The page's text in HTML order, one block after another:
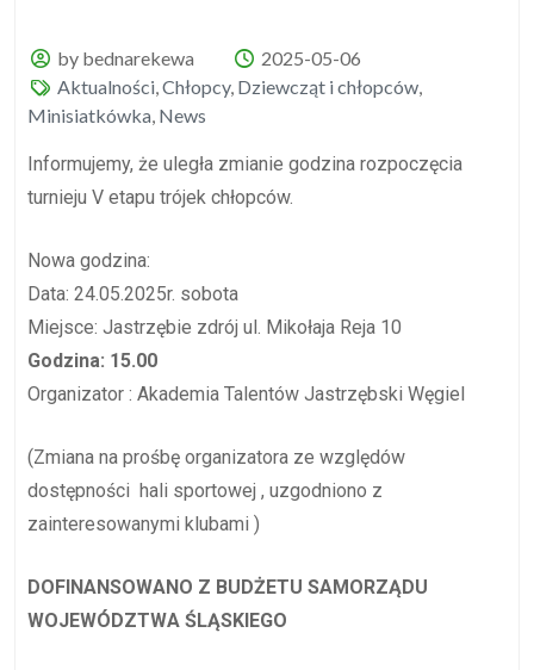
by bednarekewa
2025-05-06
Aktualności ,Chłopcy, Dziewcząt i chłopców
Minisiatkówka News
Informujemy, że uległa zmianie godzina rozpoczęcia
turnieju V etapu trójek chłopców.
Nowa godzina:
Data: 24.05.2025r. sobota
Miejsce: Jastrzębie zdrój ul. Mikołaja Reja 10
Godzina: 15.00
Organizator : Akademia Talentów Jastrzębski Węgiel
(Zmiana na prośbę organizatora ze względów
dostępności hali sportowej , uzgodniono z
zainteresowanymi klubami )
DOFINANSOWANO Z BUDŻETU SAMORZĄDU
WOJEWÓDZTWA ŚLĄSKIEGO